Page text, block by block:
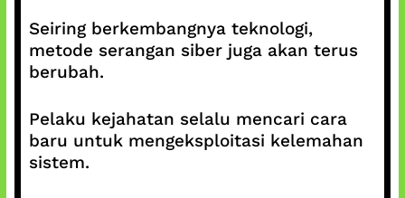
Seiring berkembangnya teknologi,
metode serangan siber juga akan terus
berubah.
Pelaku kejahatan selalu mencari cara
baru untuk mengeksploitasi kelemahan
sistem.